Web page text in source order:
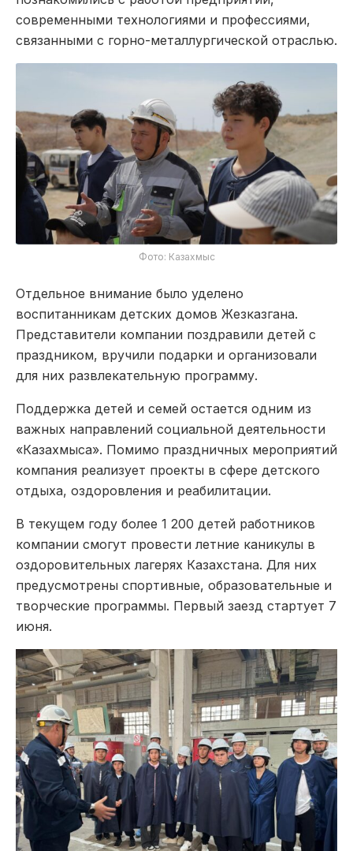
современными технологиями и профессиями,
связанными с горно-металлургической отраслью.
Фото: Казахмыс
Отдельное внимание было уделено
воспитанникам детских домов Жезказгана.
Представители компании поздравили детей с
праздником, вручили подарки и организовали
для них развлекательную программу.
Поддержка детей и семей остается одним из
важных направлений социальной деятельности
«Казахмыса». Помимо праздничных мероприятий
компания реализует проекты в сфере детского
отдыха, оздоровления и реабилитации.
В текущем году более 1 200 детей работников
компании смогут провести летние каникулы в
оздоровительных лагерях Казахстана. Для них
предусмотрены спортивные, образовательные и
творческие программы. Первый заезд стартует 7
июня.